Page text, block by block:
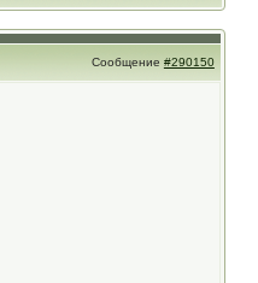
Сообщение #290150